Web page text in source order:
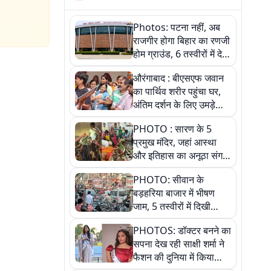
Photos: पटना नहीं, अब
राजगीर होगा बिहार का रणजी
होम ग्राउंड, 6 तस्वीरों में देखें
नए स्टेडियम की पूरी कहानी
औरंगाबाद : बीएसएफ जवान
का पार्थिव शरीर पहुंचा घर,
अंतिम दर्शन के लिए उमड़े
लोग
PHOTO : सारण के 5
प्रमुख मंदिर, जहां आस्था
और इतिहास का अनूठा संगम,
तस्वीरों में जानिए
PHOTO: सीवान के
बड़हरिया बाजार में भीषण
जाम, 5 तस्वीरों में दिखी
अव्यवस्था
PHOTOS: डॉक्टर बनने का
सपना देख रही साक्षी शर्मा ने
फैशन की दुनिया में किया